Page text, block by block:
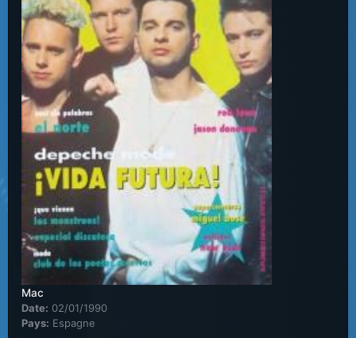
Mac
Date: 02/01/1990
Pays: Espagne